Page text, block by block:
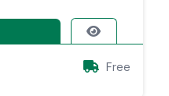
Free